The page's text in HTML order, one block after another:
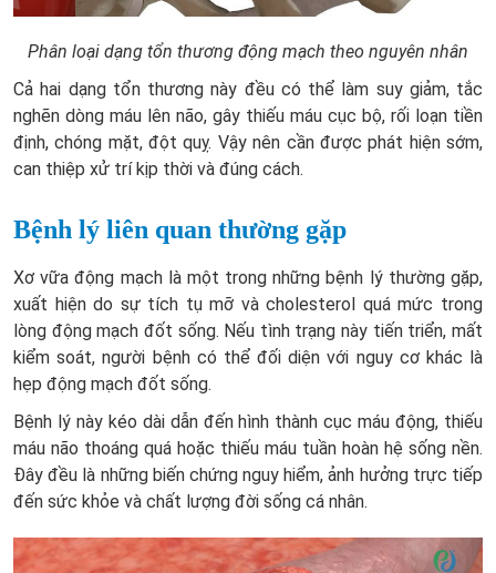
Phân loại dạng tổn thương động mạch theo nguyên nhân
Cả hai dạng tổn thương này đều có thể làm suy giảm, tắc
nghẽn dòng máu lên não, gây thiếu máu cục bộ, rối loạn tiền
định, chóng mặt, đột quỵ. Vậy nên cần được phát hiện sớm,
can thiệp xử trí kịp thời và đúng cách.
Bệnh lý liên quan thường gặp
Xơ vữa động mạch là một trong những bệnh lý thường gặp,
xuất hiện do sự tích tụ mỡ và cholesterol quá mức trong
lòng động mạch đốt sống. Nếu tình trạng này tiến triển, mất
kiểm soát, người bệnh có thể đối diện với nguy cơ khác là
hẹp động mạch đốt sống.
Bệnh lý này kéo dài dẫn đến hình thành cục máu động, thiếu
máu não thoáng quá hoặc thiếu máu tuần hoàn hệ sống nền.
Đây đều là những biến chứng nguy hiểm, ảnh hưởng trực tiếp
đến sức khỏe và chất lượng đời sống cá nhân.